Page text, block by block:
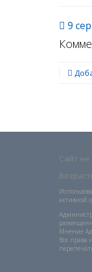
9
Сайт не
активной
Мнение
Все права